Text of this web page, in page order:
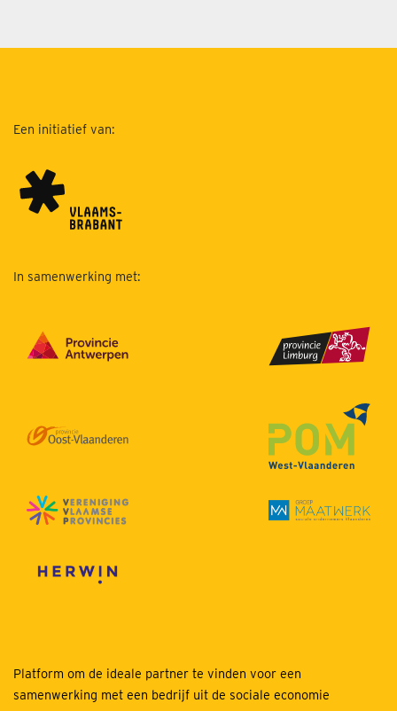
Een initiatief van:
In samenwerking met:
Platform om de ideale partner te vinden voor een
samenwerking met een bedrijf uit de sociale economie